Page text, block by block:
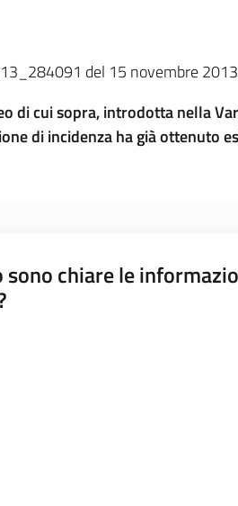
del 15 novembre 2013
di cui sopra, introdotta nella
di incidenza ha già ottenuto
sono chiare le